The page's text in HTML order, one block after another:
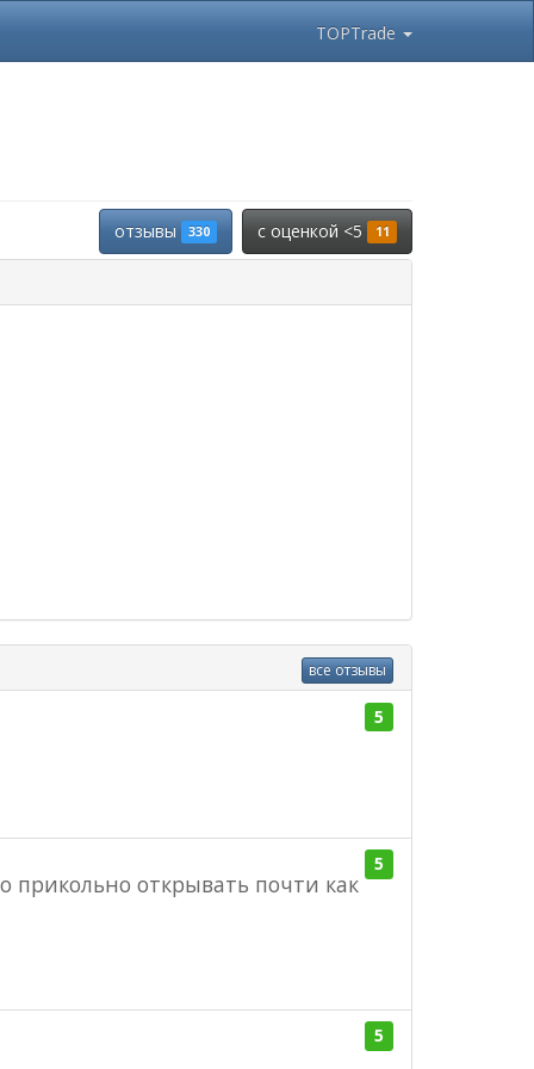
TOPTrade
отзывы 330 c оценкой <5 11
все отзывы
5
5
прикольно открывать почти как
5